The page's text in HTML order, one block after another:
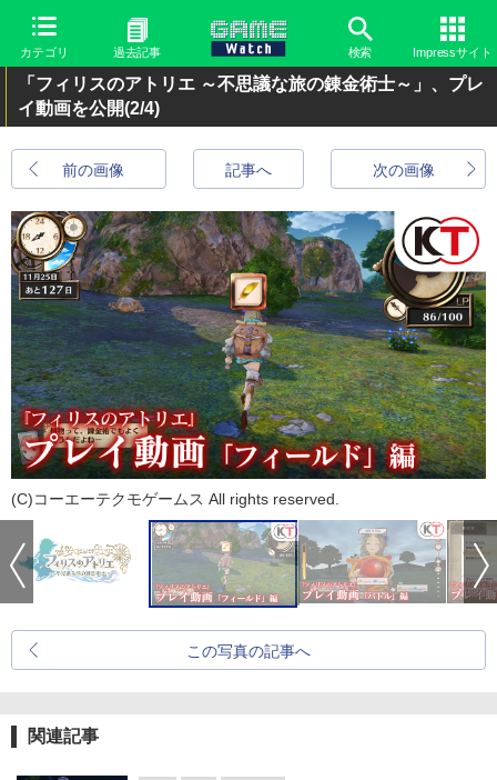
カテゴリ 過去記事 検索 Impressサイト
「フィリスのアトリエ ～不思議な旅の錬金術士～」、プレ
イ動画を公開(2/4)
前の画像 次の画像
記事へ
(C)コーエーテクモゲームス All rights reserved.
この写真の記事へ
関連記事